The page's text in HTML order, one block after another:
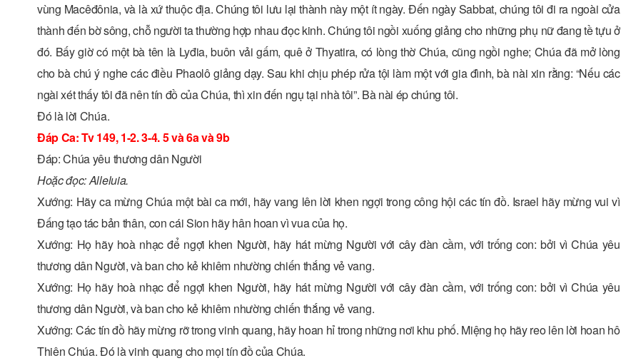
vùng Macêđônia, và là xứ thuộc địa. Chúng tôi lưu lại thành này một ít ngày. Ðến ngày Sabbat, chúng tôi đi ra ngoài cửa
thành đến bờ sông, chỗ người ta thường hợp nhau đọc kinh. Chúng tôi ngồi xuống giảng cho những phụ nữ đang tề tựu ở
đó. Bấy giờ có một bà tên là Lyđia, buôn vải gấm, quê ở Thyatira, có lòng thờ Chúa, cũng ngồi nghe; Chúa đã mở lòng
cho bà chú ý nghe các điều Phaolô giảng dạy. Sau khi chịu phép rửa tội làm một với gia đình, bà nài xin rằng: “Nếu các
ngài xét thấy tôi đã nên tín đồ của Chúa, thì xin đến ngụ tại nhà tôi”. Bà nài ép chúng tôi.
Ðó là lời Chúa.
Ðáp Ca: Tv 149, 1-2. 3-4. 5 và 6a và 9b
Ðáp: Chúa yêu thương dân Người
Hoặc đọc: Alleluia.
Xướng: Hãy ca mừng Chúa một bài ca mới, hãy vang lên lời khen ngợi trong công hội các tín đồ. Israel hãy mừng vui vì
Ðấng tạo tác bản thân, con cái Sion hãy hân hoan vì vua của họ.
Xướng: Họ hãy hoà nhạc để ngợi khen Người, hãy hát mừng Người với cây đàn cầm, với trống con: bởi vì Chúa yêu
thương dân Người, và ban cho kẻ khiêm nhường chiến thắng vẻ vang.
Xướng: Họ hãy hoà nhạc để ngợi khen Người, hãy hát mừng Người với cây đàn cầm, với trống con: bởi vì Chúa yêu
thương dân Người, và ban cho kẻ khiêm nhường chiến thắng vẻ vang.
Xướng: Các tín đồ hãy mừng rỡ trong vinh quang, hãy hoan hỉ trong những nơi khu phố. Miệng họ hãy reo lên lời hoan hô
Thiên Chúa. Ðó là vinh quang cho mọi tín đồ của Chúa.